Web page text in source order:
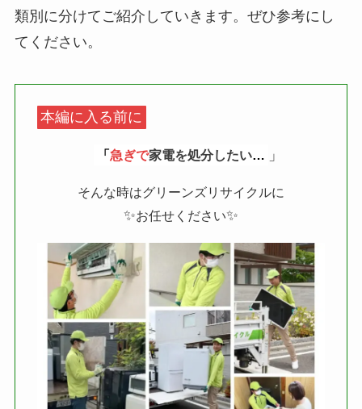
類別に分けてご紹介していきます。ぜひ参考にし
てください。
本編に入る前に
「急ぎで家電を処分したい… 」
そんな時はグリーンズリサイクルに
✨お任せください✨